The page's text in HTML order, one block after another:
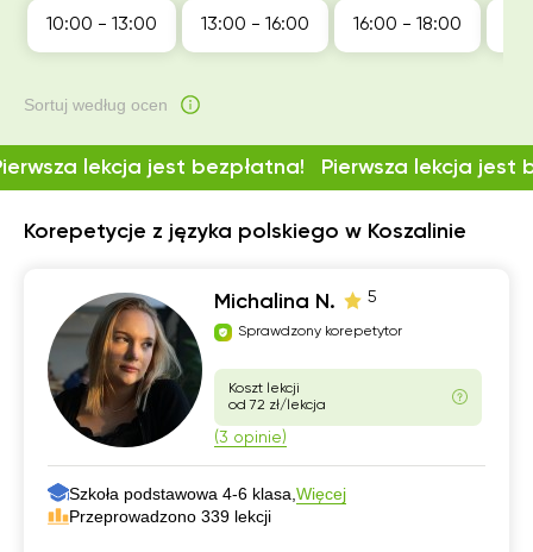
Korepetycje z języka polskiego w Koszalinie
Michalina N. 5
Sprawdzony korepetytor
Koszt lekcji
od 72 zł/lekcja
(3 opinie)
Szkoła podstawowa 4-6 klasa, Więcej
Przeprowadzono 339 lekcji
lekcja jest bezpłatna! Pierwsza lekcja jest
10:00 - 13:00 13:00 - 16:00 16:00 - 18:00
Sortuj według ocen